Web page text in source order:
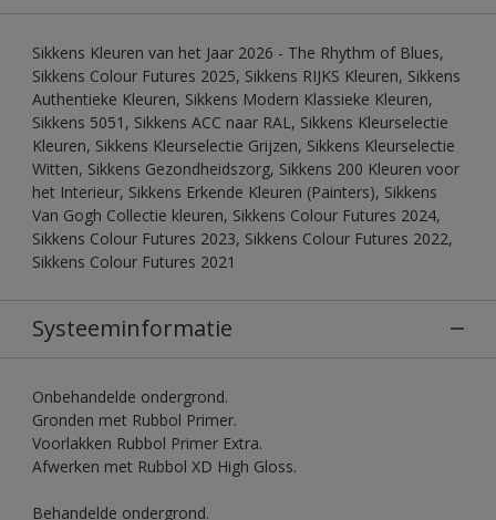
Sikkens Kleuren van het Jaar 2026 - The Rhythm of Blues,
Sikkens Colour Futures 2025, Sikkens RIJKS Kleuren, Sikkens
Authentieke Kleuren, Sikkens Modern Klassieke Kleuren,
Sikkens 5051, Sikkens ACC naar RAL, Sikkens Kleurselectie
Kleuren, Sikkens Kleurselectie Grijzen, Sikkens Kleurselectie
Witten, Sikkens Gezondheidszorg, Sikkens 200 Kleuren voor
het Interieur, Sikkens Erkende Kleuren (Painters), Sikkens
Van Gogh Collectie kleuren, Sikkens Colour Futures 2024,
Sikkens Colour Futures 2023, Sikkens Colour Futures 2022,
Sikkens Colour Futures 2021
Systeeminformatie
Onbehandelde ondergrond.
Gronden met Rubbol Primer.
Voorlakken Rubbol Primer Extra.
Afwerken met Rubbol XD High Gloss.
Behandelde ondergrond.